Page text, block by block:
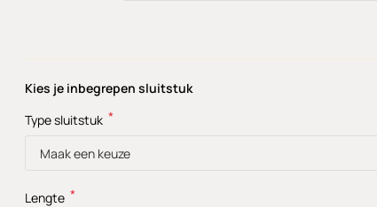
Kies je inbegrepen sluitstuk
Type sluitstuk *
Lengte *